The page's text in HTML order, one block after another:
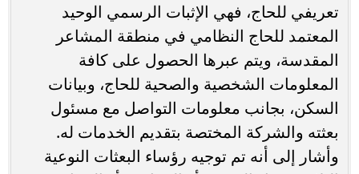
تعريفي للحاج، فهي الإثبات الرسمي الوحيد
المعتمد للحاج النظامي في منطقة المشاعر
المقدسة، ويتم عبرها الحصول على كافة
المعلومات الشخصية والصحية للحاج، وبيانات
السكن، بجانب معلومات التواصل مع مسئول
بعثته والشركة المختصة بتقديم الخدمات له.
وأشار إلى أنه تم توجيه رؤساء البعثات النوعية